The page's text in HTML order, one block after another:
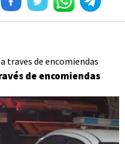
de encomiendas